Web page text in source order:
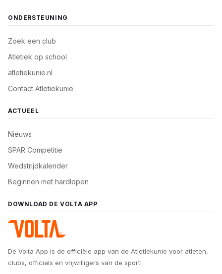
ONDERSTEUNING
Zoek een club
Atletiek op school
atletiekunie.nl
Contact Atletiekunie
ACTUEEL
Nieuws
SPAR Competitie
Wedstrijdkalender
Beginnen met hardlopen
DOWNLOAD DE VOLTA APP
De Volta App is de officiële app van de Atletiekunie voor atleten,
clubs, officials en vrijwilligers van de sport!